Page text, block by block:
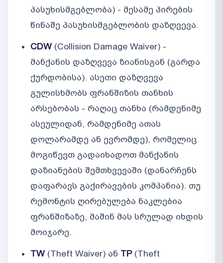
პასუხისმგებლობა) - მესამე პირების
წინაშე პასუხისმგებლობის დაზღვევა.
CDW (Collision Damage Waiver) -
მანქანის დაზღვევა ზიანისგან (გარდა
ქურდობისა). ასეთი დაზღვევა
გულისხმობს ფრანშიზის თანხის
არსებობას - რაღაც თანხა (რამდენიმე
ასეულიდან, რამდენიმე ათას
დოლარამდე ან ევრომდე), რომელიც
მოგიწევთ გადაიხადოთ მანქანის
დაზიანების შემთხვევაში (დანარჩენს
დაფარავს გაქირავების კომპანია). თუ
რემონტის ღირებულება ნაკლებია
ფრანშიზაზე, მაშინ მას სრულად იხდის
მოიჯარე.
TW (Theft Waiver) ან TP (Theft